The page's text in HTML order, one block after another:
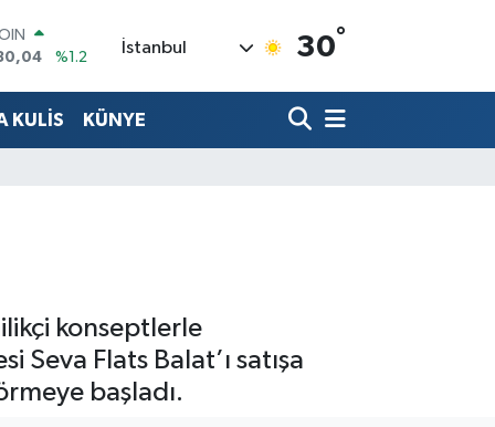
%0.01
İstanbul 30°
KULİS KÜNYE
konseptlerle
Flats Balat’ı satışa
başladı.